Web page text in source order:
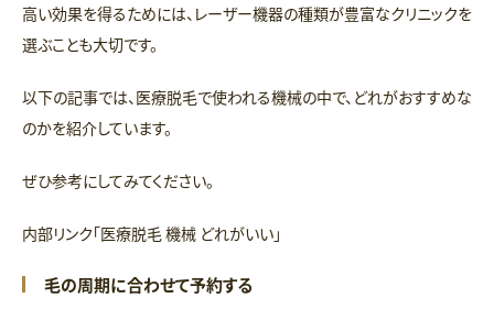
高い効果を得るためには、レーザー機器の種類が豊富なクリニックを
選ぶことも大切です。
以下の記事では、医療脱毛で使われる機械の中で、どれがおすすめな
のかを紹介しています。
ぜひ参考にしてみてください。
内部リンク「医療脱毛 機械 どれがいい」
毛の周期に合わせて予約する